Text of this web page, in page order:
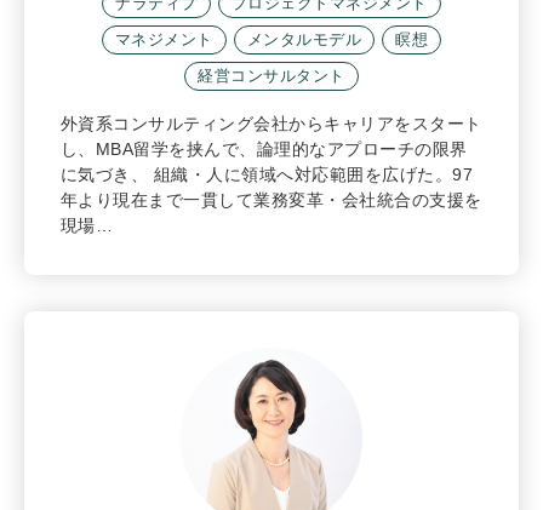
マネジメント
メンタルモデル
瞑想
経営コンサルタント
外資系コンサルティング会社からキャリアをスタート
し、MBA留学を挟んで、論理的なアプローチの限界
に気づき、 組織・人に領域へ対応範囲を広げた。97
年より現在まで一貫して業務変革・会社統合の支援を
現場…